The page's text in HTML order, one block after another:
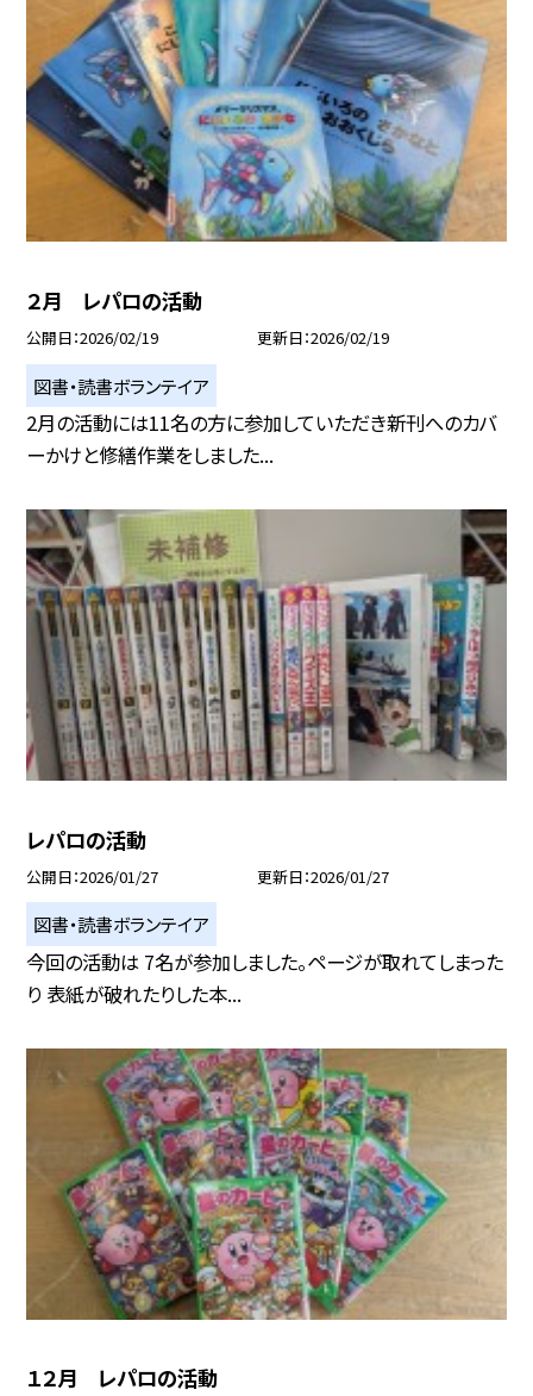
２月 レパロの活動
公開日 2026/02/19 更新日 2026/02/19
図書・読書ボランテイア
2月の活動には11名の方に参加していただき新刊へのカバ
ーかけと修繕作業をしました...
レパロの活動
公開日 2026/01/27 更新日 2026/01/27
図書・読書ボランテイア
今回の活動は 7名が参加しました。ページが取れてしまった
り 表紙が破れたりした本...
１２月 レパロの活動